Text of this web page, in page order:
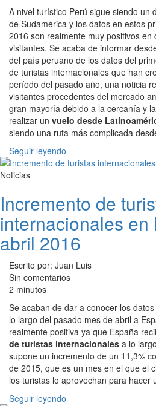
A nivel turístico Perú sigue siendo un
de Sudamérica y los datos en estos
2016 son realmente muy positivos en
visitantes. Se acaba de informar
del país peruano de los datos del
de turistas internacionales que han
período del pasado año, una noticia
visitantes procedentes del mercado
gran mayoría debido a la cercanía y
realizar un vuelo desde
siendo una ruta más complicada
Seguir leyendo
Noticias
Incremento de
internacionales en
abril 2016
Escrito por: Juan Luis
Sin comentarios
2 minutos
Se acaban de dar a conocer los
lo largo del pasado mes de abril a
realmente positiva ya que España
de turistas internacionales a lo
supone un incremento de un 11,3%
de 2015, que es un mes en el que el
los turistas lo aprovechan para hacer
Seguir leyendo